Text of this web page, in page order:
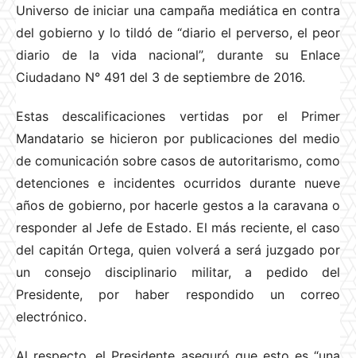
Universo de iniciar una campaña mediática en contra
del gobierno y lo tildó de “diario el perverso, el peor
diario de la vida nacional”, durante su Enlace
Ciudadano N° 491 del 3 de septiembre de 2016.
Estas descalificaciones vertidas por el Primer
Mandatario se hicieron por publicaciones del medio
de comunicación sobre casos de autoritarismo, como
detenciones e incidentes ocurridos durante nueve
años de gobierno, por hacerle gestos a la caravana o
responder al Jefe de Estado. El más reciente, el caso
del capitán Ortega, quien volverá a será juzgado por
un consejo disciplinario militar, a pedido del
Presidente, por haber respondido un correo
electrónico.